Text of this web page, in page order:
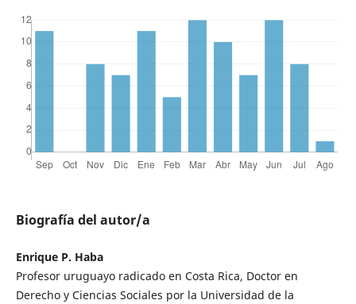
Biografía del autor/a
Enrique P. Haba
Profesor uruguayo radicado en Costa Rica, Doctor en
Derecho y Ciencias Sociales por la Universidad de la